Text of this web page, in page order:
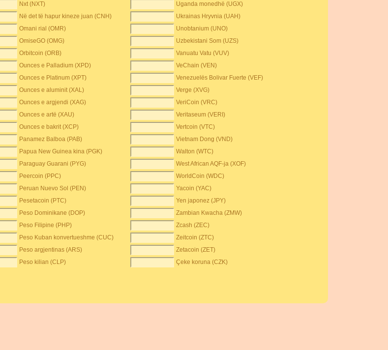
Nxt (NXT)
Uganda monedhë (UGX)
Në det të hapur kineze juan (CNH)
Ukrainas Hryvnia (UAH)
Omani rial (OMR)
Unobtanium (UNO)
OmiseGO (OMG)
Uzbekistani Som (UZS)
Orbitcoin (ORB)
Vanuatu Vatu (VUV)
Ounces e Palladium (XPD)
VeChain (VEN)
Ounces e Platinum (XPT)
Venezuelës Bolivar Fuerte (VEF)
Ounces e aluminit (XAL)
Verge (XVG)
Ounces e argjendi (XAG)
VeriCoin (VRC)
Ounces e artë (XAU)
Veritaseum (VERI)
Ounces e bakrit (XCP)
Vertcoin (VTC)
Panamez Balboa (PAB)
Vietnam Dong (VND)
Papua New Guinea kina (PGK)
Walton (WTC)
Paraguay Guarani (PYG)
West African AQF-ja (XOF)
Peercoin (PPC)
WorldCoin (WDC)
Peruan Nuevo Sol (PEN)
Yacoin (YAC)
Pesetacoin (PTC)
Yen japonez (JPY)
Peso Dominikane (DOP)
Zambian Kwacha (ZMW)
Peso Filipine (PHP)
Zcash (ZEC)
Peso Kuban konvertueshme (CUC)
Zeitcoin (ZTC)
Peso argjentinas (ARS)
Zetacoin (ZET)
Peso kilian (CLP) Çeke koruna (CZK)